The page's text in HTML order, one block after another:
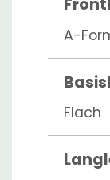
A-
Flach